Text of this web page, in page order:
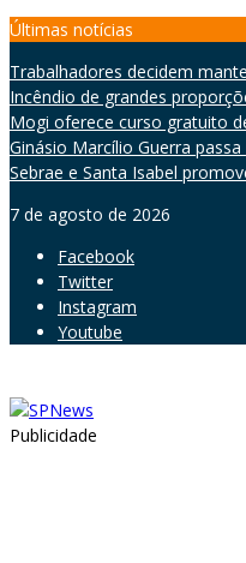
Skip
content
Últimas notícias
Trabalhadores decidem
Incêndio de grandes
Mogi oferece curso gratuito
Ginásio Marcílio Guerra
Sebrae e Santa Isabel
7 de agosto de 2026
Facebook
Twitter
Instagram
Youtube
Publicidade